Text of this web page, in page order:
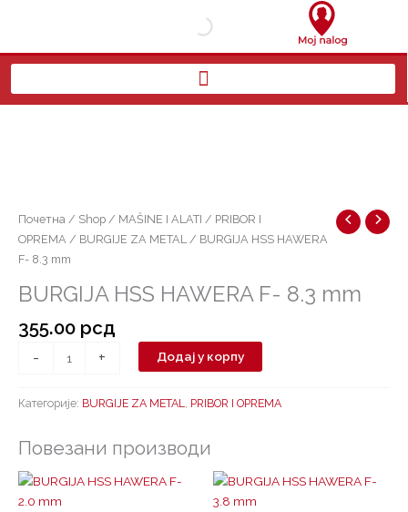
Почетна / Shop / MAŠINE I ALATI / PRIBOR I
OPREMA / BURGIJE ZA METAL / BURGIJA HSS HAWERA
F- 8.3 mm
BURGIJA HSS HAWERA F- 8.3 mm
355.00 рсд
-
mm
количина
+ Додај у корпу
Категорије: BURGIJE ZA METAL PRIBOR I OPREMA
Повезани производи